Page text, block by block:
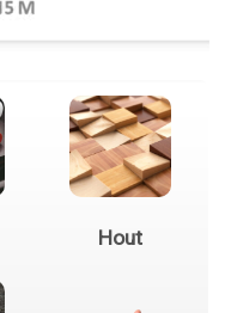
Hout